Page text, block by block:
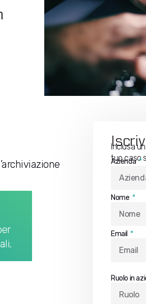
Inclusa
tuo caso
Azienda
Nome
Email
Ruolo in